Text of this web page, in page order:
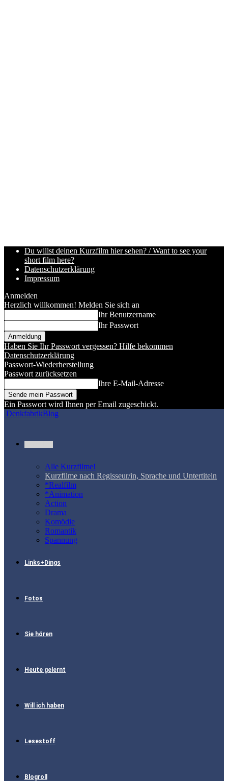
Du willst deinen Kurzfilm hier sehen? / Want to see your
short film here?
Datenschutzerklärung
Impressum
Anmelden
Herzlich willkommen! Melden Sie sich an
Ihr Benutzername
Ihr Passwort
Haben Sie Ihr Passwort vergessen? Hilfe bekommen
Datenschutzerklärung
Passwort-Wiederherstellung
Passwort zurücksetzen
Ihre E-Mail-Adresse
Ein Passwort wird Ihnen per Email zugeschickt.
DenkfabrikBlog
Alle Kurzfilme!
Kurzfilme nach Regisseur/in, Sprache und Untertiteln
*Realfilm
*Animation
Action
Drama
Komödie
Romantik
Spannung
Links+Dings
Fotos
Sie hören
Heute gelernt
Will ich haben
Lesestoff
Blogroll